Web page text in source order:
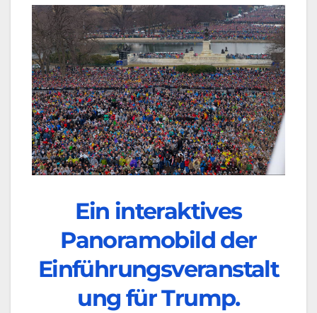
Ein interaktives
Panoramobild der
Einführungsveranstalt
ung für Trump.